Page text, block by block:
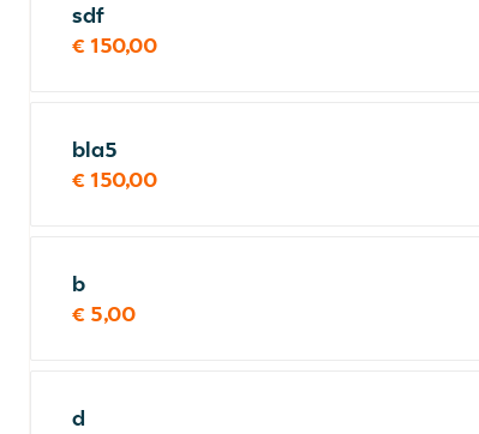
sdf
€ 150,00
bla5
€ 150,00
b
€ 5,00
d